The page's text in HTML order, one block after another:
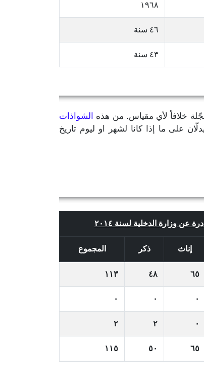
١٩٦٨
٤٦ سنة
٤٣ سنة
خلافاً لأي مقياس. من هذه
الشواذات
بالإضافة إلى رقمين لا يدلّان على ما إذا كانا لشهر او ليوم تاريخ
عن وزارة الدخلية لسنة ٢٠١٤
إناث ذكر المجموع
٦٥ ٤٨ ١١٣
٠ ٠ ٠
٠ ٢ ٢
٦٥ ٥٠ ١١٥